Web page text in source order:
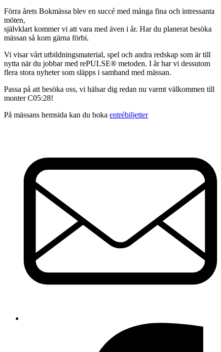
Förra årets Bokmässa blev en succé med många fina och intressanta
möten,
självklart kommer vi att vara med även i år. Har du planerat besöka
mässan så kom gärna förbi.
Vi visar vårt utbildningsmaterial, spel och andra redskap som är till
nytta när du jobbar med rePULSE® metoden. I år har vi dessutom
flera stora nyheter som släpps i samband med mässan.
Passa på att besöka oss, vi hälsar dig redan nu varmt välkommen till
monter C05:28!
På mässans hemsida kan du boka entrébiljetter